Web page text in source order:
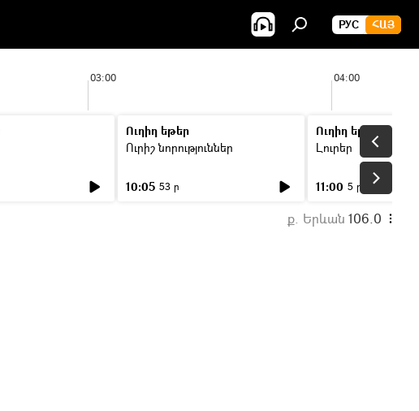
РУС ՀԱՅ
03:00 04:00
Ուղիղ եթեր
Ուրիշ նորություններ
10:05 53 ր
Ուղիղ եթեր
Լուրեր
11:00 5 ր
ք. Երևան 106.0